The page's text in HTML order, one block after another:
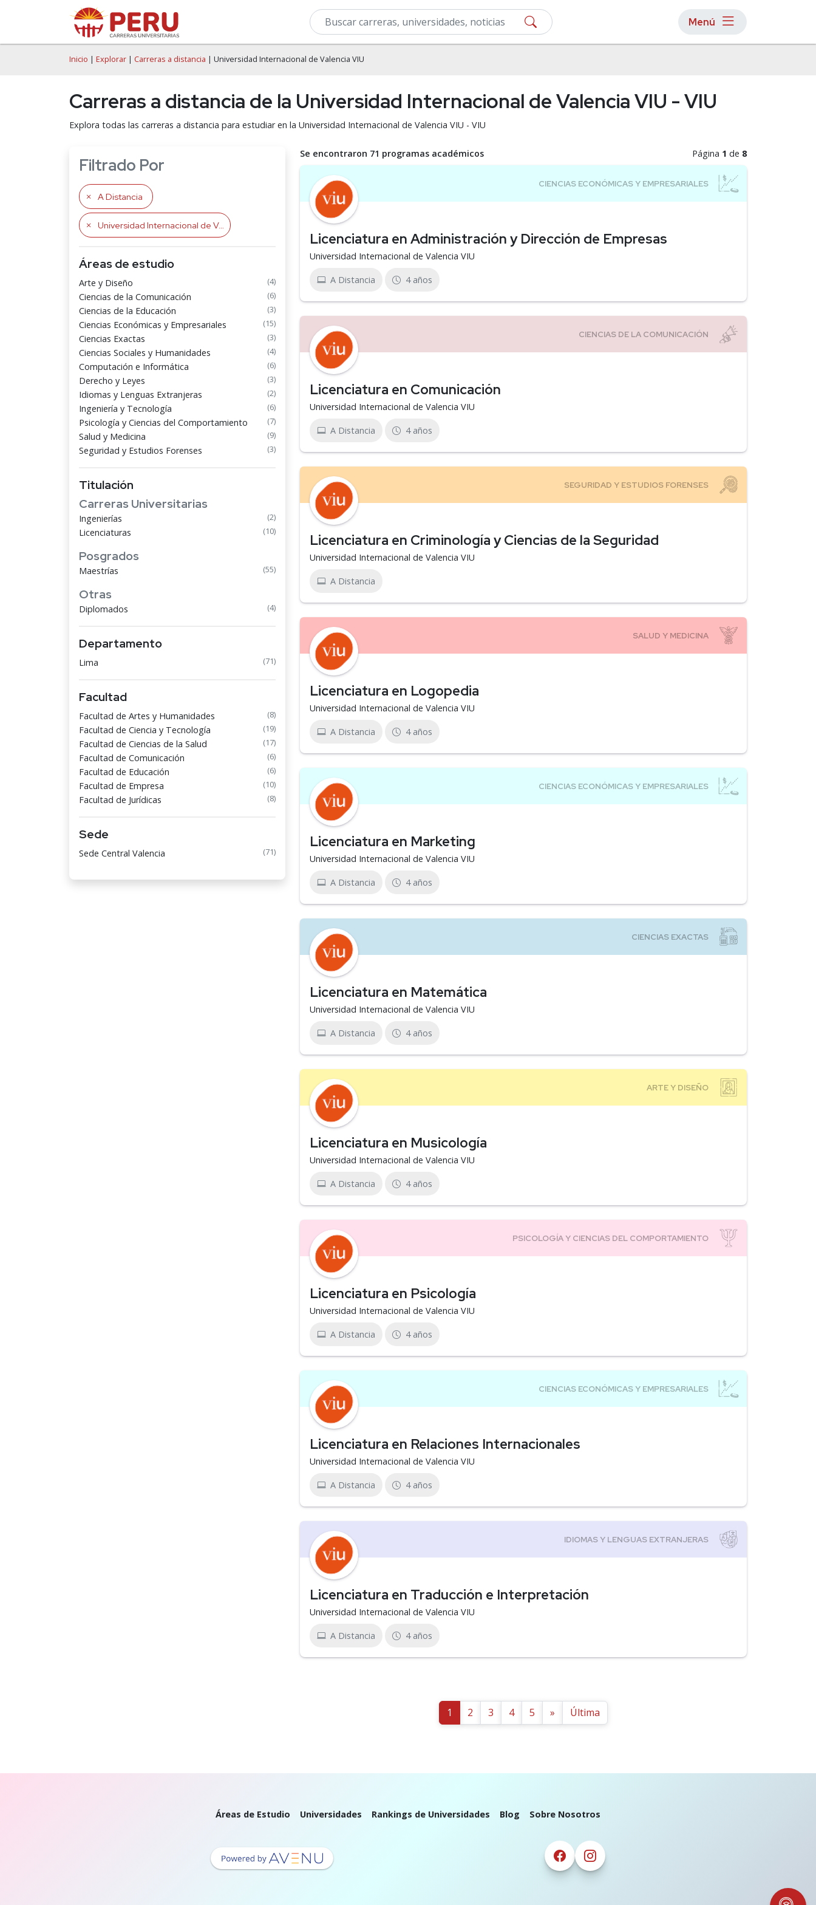
Menú
Inicio | Explorar | Carreras a distancia | Universidad Internacional de Valencia VIU
Carreras a distancia de la Universidad Internacional de Valencia VIU - VIU
Explora todas las carreras a distancia para estudiar en la Universidad Internacional de Valencia VIU - VIU
Filtrado Por
A Distancia
Universidad Internacional de Valencia VIU
Áreas de estudio
Arte y Diseño (4)
Ciencias de la Comunicación (6)
Ciencias de la Educación (3)
Ciencias Económicas y Empresariales (15)
Ciencias Exactas (3)
Ciencias Sociales y Humanidades (4)
Computación e Informática (6)
Derecho y Leyes (3)
Idiomas y Lenguas Extranjeras (2)
Ingeniería y Tecnología (6)
Psicología y Ciencias del Comportamiento (7)
Salud y Medicina (9)
Seguridad y Estudios Forenses (3)
Titulación
Carreras Universitarias
Ingenierías (2)
Licenciaturas (10)
Posgrados
Maestrías (55)
Otras
Diplomados (4)
Departamento
Lima (71)
Facultad
Facultad de Artes y Humanidades (8)
Facultad de Ciencia y Tecnología (19)
Facultad de Ciencias de la Salud (17)
Facultad de Comunicación (6)
Facultad de Educación (6)
Facultad de Empresa (10)
Facultad de Jurídicas (8)
Sede
Sede Central Valencia (71)
Se encontraron 71 programas académicos Página 1 de 8
Licenciatura en Administración y Dirección de Empresas
Universidad Internacional de Valencia VIU
A Distancia 4 años
Licenciatura en Comunicación
Universidad Internacional de Valencia VIU
A Distancia 4 años
Licenciatura en Criminología y Ciencias de la Seguridad
Universidad Internacional de Valencia VIU
A Distancia
Licenciatura en Logopedia
Universidad Internacional de Valencia VIU
A Distancia 4 años
Licenciatura en Marketing
Universidad Internacional de Valencia VIU
A Distancia 4 años
Licenciatura en Matemática
Universidad Internacional de Valencia VIU
A Distancia 4 años
Licenciatura en Musicología
Universidad Internacional de Valencia VIU
A Distancia 4 años
Licenciatura en Psicología
Universidad Internacional de Valencia VIU
A Distancia 4 años
Licenciatura en Relaciones Internacionales
Universidad Internacional de Valencia VIU
A Distancia 4 años
Licenciatura en Traducción e Interpretación
Universidad Internacional de Valencia VIU
A Distancia 4 años
1 2 3 4 5 » Última
Áreas de Estudio Universidades Rankings de Universidades Blog Sobre Nosotros